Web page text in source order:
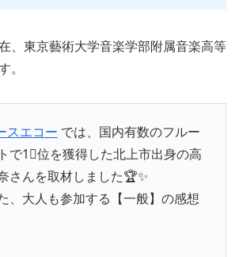
、東京藝術大学音楽学部附属音楽高等
。
スエコー では、国内有数のフルー
で1⃣位を獲得した北上市出身の高
さんを取材しました🏆✨
、大人も参加する【一般】の感想